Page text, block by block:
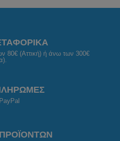
80€ (Αττική) ή άνω των 300€